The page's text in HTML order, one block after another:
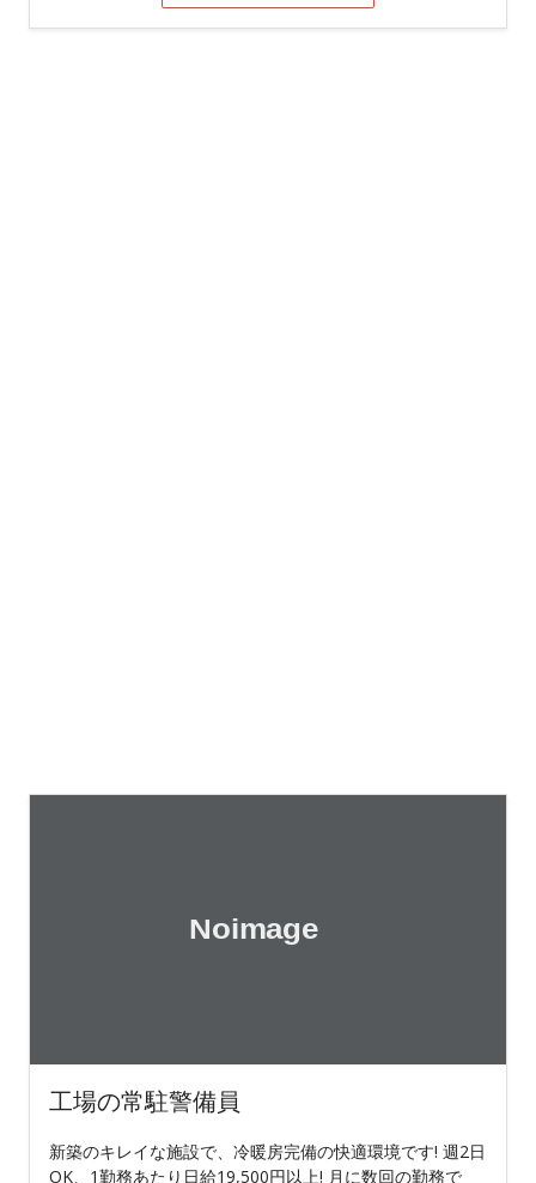
工場の常駐警備員
新築のキレイな施設で、冷暖房完備の快適環境です! 週2日
OK、1勤務あたり日給19,500円以上! 月に数回の勤務で